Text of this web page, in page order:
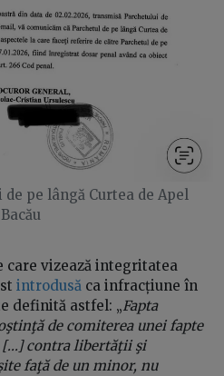
pe lângă Curtea de Apel
Bacău
care vizează integritatea
introdusă ca infracțiune în
definită astfel: „Fapta
de comiterea unei fapte
[...] contra libertăţii şi
faţă de un minor, nu